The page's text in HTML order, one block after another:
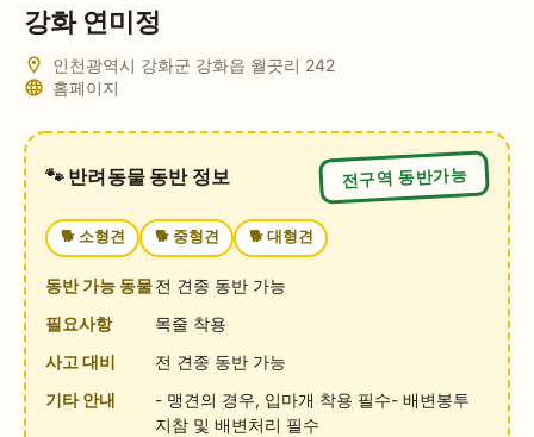
강화 연미정
인천광역시 강화군 강화읍 월곳리 242
홈페이지
🐾 반려동물 동반 정보 전구역 동반가능
🐕 소형견 🐕 중형견 🐕 대형견
동반 가능 동물전 견종 동반 가능
필요사항
목줄 착용
사고 대비
전 견종 동반 가능
기타 안내
- 맹견의 경우, 입마개 착용 필수- 배변봉투
지참 및 배변처리 필수